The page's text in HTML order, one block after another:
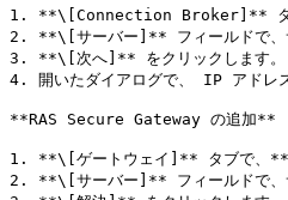
1. **\[Connection Broker]** タ
2. **\[サーバー]** フィールドで、
3. **\[次へ]** をクリックします。
4. 開いたダイアログで、 IP アドレ
**RAS Secure Gateway の追加**
1. **\[ゲートウェイ]** タブで、
2. **\[サーバー]** フィールドで、